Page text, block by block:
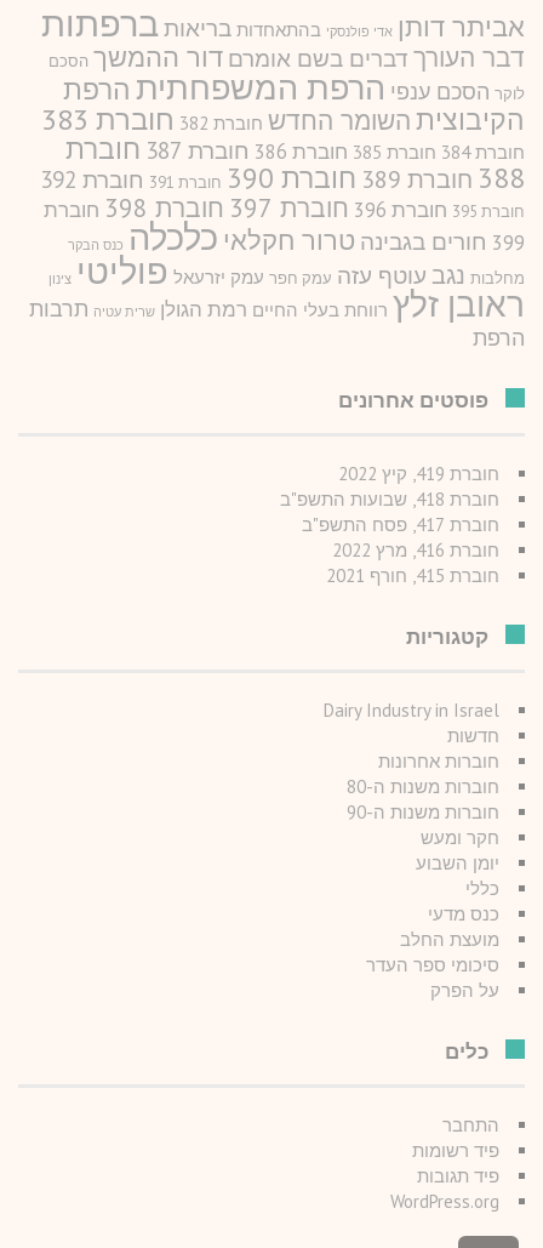
אביתר דותן אדי פולנסקי בהתאחדות בריאותברפתות
דבר העורך דברים בשם אומרם דור ההמשך הסכם
לוקר הסכם ענפי הרפת המשפחתית הרפת
הקיבוציתהשומר החדש חוברת 382 חוברת 383
חוברת 384 חוברת 385 חוברת 386 חוברת 387
חוברת
388 חוברת 389 חוברת 390 חוברת 391 חוברת 392
חוברת 395 חוברת 396 חוברת 397 חוברת 398
חוברת
399 חורים בגבינה טרור חקלאי כלכלה כנס הבקר
מחלבות נגב עוטף עזה עמק חפר עמק יזרעאל פוליטי צינון
ראובן זלץ רווחת בעלי החיים רמת הגולן שרית עטיה תרבות
הרפת
פוסטים אחרונים
חוברת 419, קיץ 2022
חוברת 418, שבועות התשפ"ב
חוברת 417, פסח התשפ"ב
חוברת 416, מרץ 2022
חוברת 415, חורף 2021
קטגוריות
Dairy Industry in Israel
חדשות
חוברות אחרונות
חוברות משנות ה-80
חוברות משנות ה-90
חקר ומעש
יומן השבוע
כללי
כנס מדעי
מועצת החלב
סיכומי ספר העדר
על הפרק
כלים
התחבר
פיד רשומות
פיד תגובות
WordPress.org